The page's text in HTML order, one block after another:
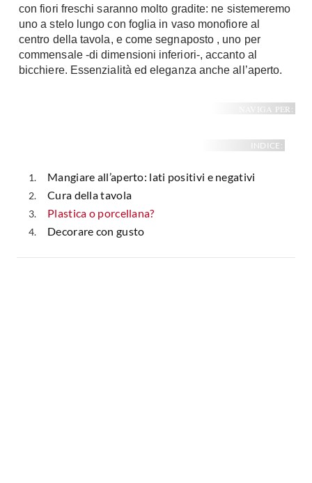
con fiori freschi saranno molto gradite: ne sistemeremo
uno a stelo lungo con foglia in vaso monofiore al
centro della tavola, e come segnaposto , uno per
commensale -di dimensioni inferiori-, accanto al
bicchiere. Essenzialità ed eleganza anche all’aperto.
NAVIGA PER:
INDICE:
Mangiare all’aperto: lati positivi e negativi
Cura della tavola
Plastica o porcellana?
Decorare con gusto